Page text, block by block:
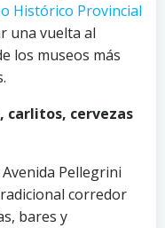
Histórico Provincial
una vuelta al
los museos más
carlitos, cervezas
Pellegrini
corredor
bares y